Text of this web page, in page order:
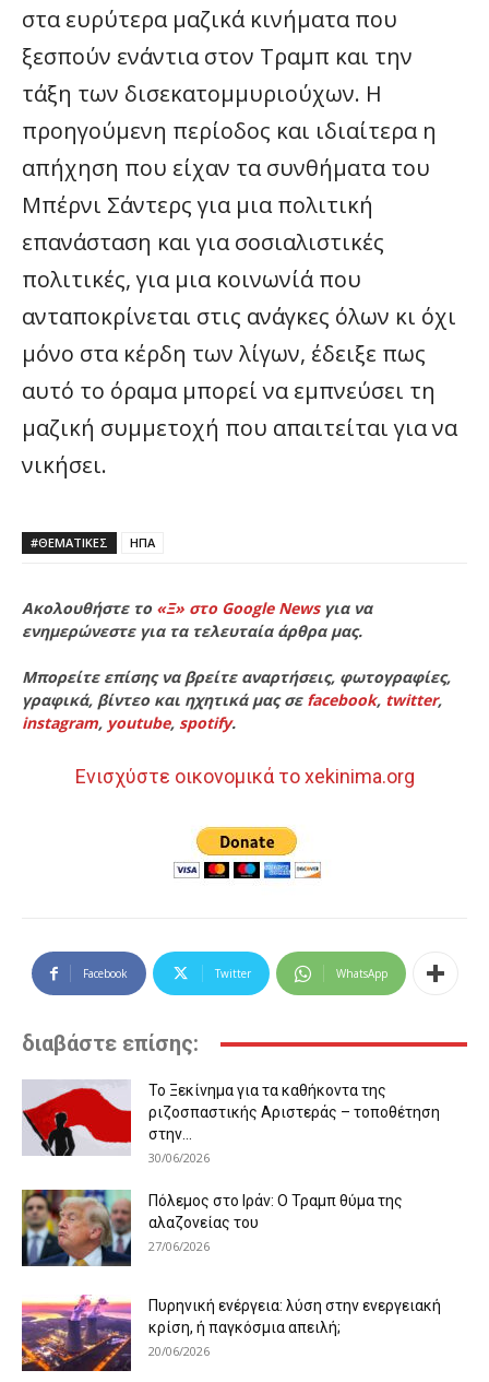
στα ευρύτερα μαζικά κινήματα που
ξεσπούν ενάντια στον Τραμπ και την
τάξη των δισεκατομμυριούχων. Η
προηγούμενη περίοδος και ιδιαίτερα η
απήχηση που είχαν τα συνθήματα του
Μπέρνι Σάντερς για μια πολιτική
επανάσταση και για σοσιαλιστικές
πολιτικές, για μια κοινωνίά που
ανταποκρίνεται στις ανάγκες όλων κι όχι
μόνο στα κέρδη των λίγων, έδειξε πως
αυτό το όραμα μπορεί να εμπνεύσει τη
μαζική συμμετοχή που απαιτείται για να
νικήσει.
#ΘΕΜΑΤΙΚΈΣ ΗΠΑ
Ακολουθήστε το «Ξ» στο Google Newsγια να
ενημερώνεστε για τα τελευταία άρθρα μας.
Μπορείτε επίσης να βρείτε αναρτήσεις, φωτογραφίες,
γραφικά, βίντεο και ηχητικά μας σε facebook, twitter,
instagram, youtube, spotify.
Ενισχύστε οικονομικά το xekinima.org
Facebook Twitter WhatsApp
διαβάστε επίσης:
Το Ξεκίνημα για τα καθήκοντα της
ριζοσπαστικής Αριστεράς – τοποθέτηση
στην...
30/06/2026
Πόλεμος στο Ιράν: Ο Τραμπ θύμα της
αλαζονείας του
27/06/2026
Πυρηνική ενέργεια: λύση στην ενεργειακή
κρίση, ή παγκόσμια απειλή;
20/06/2026